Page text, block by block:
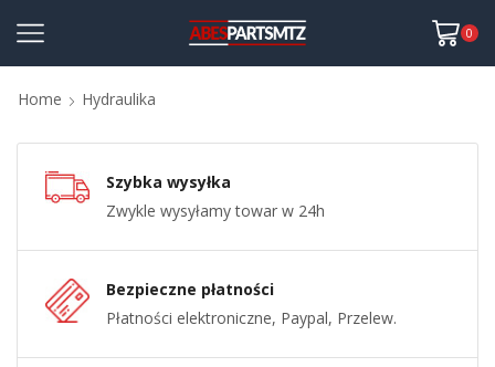
0
Home Hydraulika
Szybka wysyłka
Zwykle wysyłamy towar w 24h
Bezpieczne płatności
Płatności elektroniczne, Paypal, Przelew.